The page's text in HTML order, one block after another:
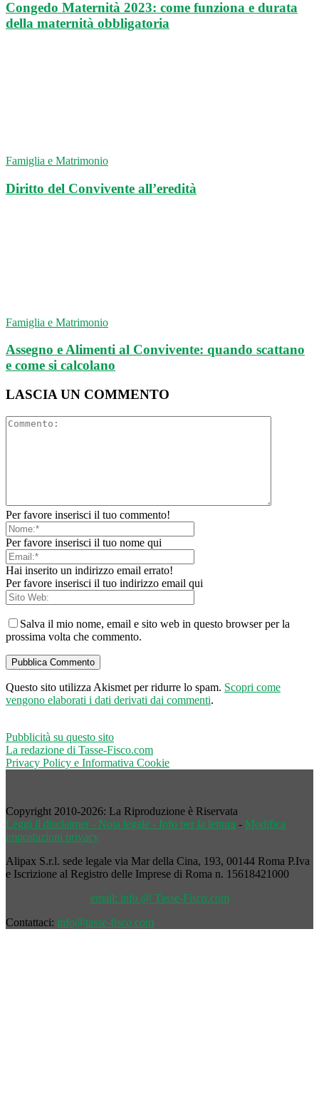
Congedo Maternità 2023: come funziona e durata
della maternità obbligatoria
Famiglia e Matrimonio
Diritto del Convivente all’eredità
Famiglia e Matrimonio
Assegno e Alimenti al Convivente: quando scattano
e come si calcolano
LASCIA UN COMMENTO
Per favore inserisci il tuo commento!
Per favore inserisci il tuo nome qui
Hai inserito un indirizzo email errato!
Per favore inserisci il tuo indirizzo email qui
Salva il mio nome, email e sito web in questo browser per la
prossima volta che commento.
Questo sito utilizza Akismet per ridurre lo spam. Scopri come
vengono elaborati i dati derivati dai commenti.
Pubblicità su questo sito
La redazione di Tasse-Fisco.com
Privacy Policy e Informativa Cookie
Copyright 2010-2026: La Riproduzione è Riservata
Leggi il disclaimer - Nota legale - Info per la lettura - Modifica
impostazioni privacy
Alipax S.r.l. sede legale via Mar della Cina, 193, 00144 Roma P.Iva
e Iscrizione al Registro delle Imprese di Roma n. 15618421000
email: info @ Tasse-Fisco.com
Contattaci: info@tasse-fisco.com